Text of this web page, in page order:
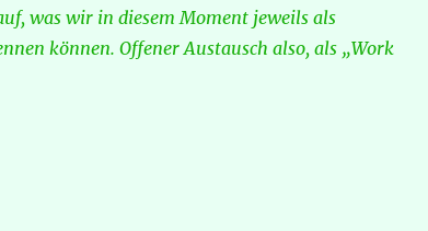
was wir in diesem Moment jeweils als
können. Offener Austausch also, als „Work
– mit Robin Kaiser“